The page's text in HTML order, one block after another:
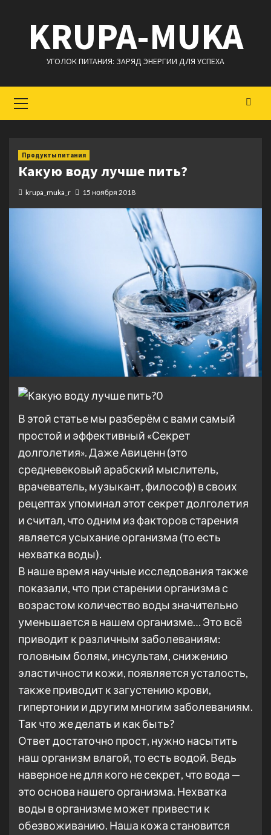
содержимому
KRUPA-MUKA
УГОЛОК ПИТАНИЯ: ЗАРЯД ЭНЕРГИИ ДЛЯ УСПЕХА
меню
Продукты питания
Какую воду лучше пить?
krupa_muka_r 15 ноября 2018
В этой статье мы разберём с вами самый
простой и эффективный «Секрет
долголетия». Даже Авиценн (это
средневековый арабский мыслитель,
врачеватель, музыкант, философ) в своих
рецептах упоминал этот секрет долголетия
и считал, что одним из факторов старения
является усыхание организма (то есть
нехватка воды).
В наше время научные исследования также
показали, что при старении организма с
возрастом количество воды значительно
уменьшается в нашем организме… Это всё
приводит к различным заболеваниям:
головным болям, инсультам, снижению
эластичности кожи, появляется усталость,
также приводит к загустению крови,
гипертонии и другим многим заболеваниям.
Так что же делать и как быть?
Ответ достаточно прост, нужно насытить
наш организм влагой, то есть водой. Ведь
наверное не для кого не секрет, что вода —
это основа нашего организма. Нехватка
воды в организме может привести к
обезвоживанию. Наша кожа становится